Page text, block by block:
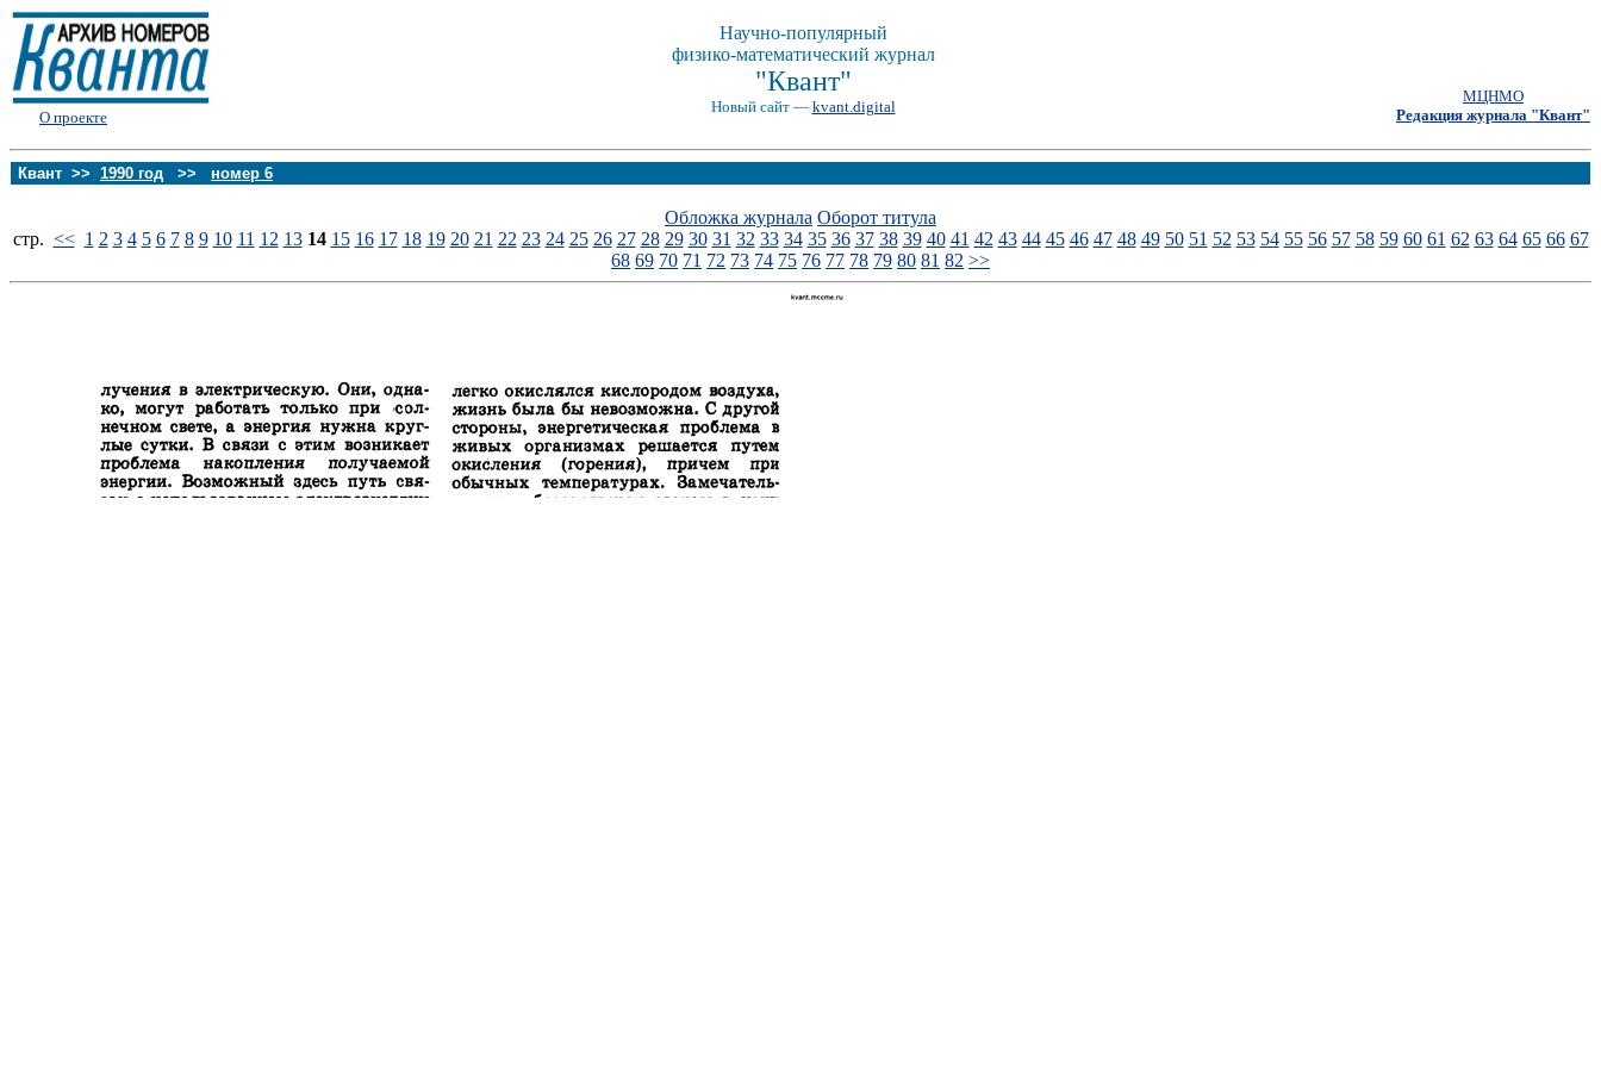
О проекте
Научно-популярный
физико-математический журнал
"Квант"
Новый сайт — kvant.digital
МЦНМО
Редакция журнала "Квант"
Квант >> 1990 год >> номер 6
Обложка журнала Оборот титула
стp. << 1 2 3 4 5 6 7 8 9 10 11 12 13 14 15 16 17 18 19 20 21 22 23 24 25 26 27 28 29 30 31 32 33 34 35 36 37 38 39 40 41 42 43 44 45 46 47 48 49 50 51 52 53 54 55 56 57 58 59 60 61 62 63 64 65 66 67
68 69 70 71 72 73 74 75 76 77 78 79 80 81 82 >>